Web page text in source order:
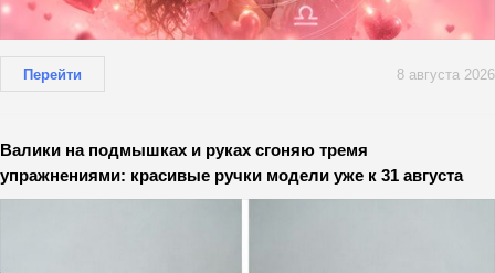
Перейти 8 августа 2026
Валики на подмышках и руках сгоняю тремя
упражнениями: красивые ручки модели уже к 31 августа